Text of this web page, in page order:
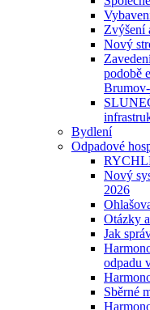
Zvýšení
Nový
podobě
Bydlení
Odpadové
Nový
2026
Otázky
Jak
odpadu
Sběrné